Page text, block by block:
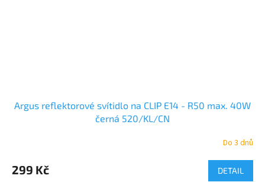
Argus reflektorové svítidlo na CLIP E14 - R50 max. 40W
černá 520/KL/CN
Do 3 dnů
299 Kč DETAIL